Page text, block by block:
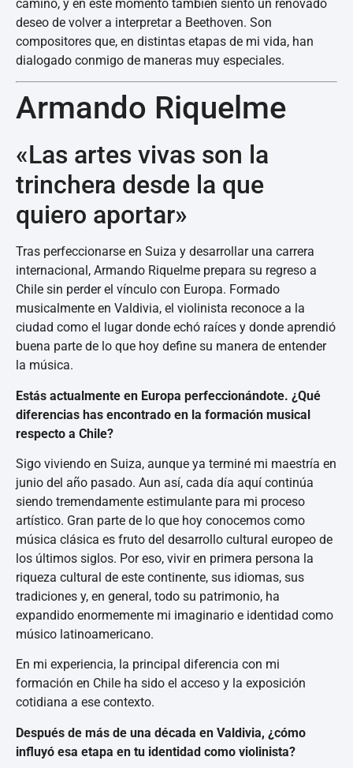
camino, y en este momento también siento un renovado
deseo de volver a interpretar a Beethoven. Son
compositores que, en distintas etapas de mi vida, han
dialogado conmigo de maneras muy especiales.
Armando Riquelme
«Las artes vivas son la
trinchera desde la que
quiero aportar»
Tras perfeccionarse en Suiza y desarrollar una carrera
internacional, Armando Riquelme prepara su regreso a
Chile sin perder el vínculo con Europa. Formado
musicalmente en Valdivia, el violinista reconoce a la
ciudad como el lugar donde echó raíces y donde aprendió
buena parte de lo que hoy define su manera de entender
la música.
Estás actualmente en Europa perfeccionándote. ¿Qué
diferencias has encontrado en la formación musical
respecto a Chile?
Sigo viviendo en Suiza, aunque ya terminé mi maestría en
junio del año pasado. Aun así, cada día aquí continúa
siendo tremendamente estimulante para mi proceso
artístico. Gran parte de lo que hoy conocemos como
música clásica es fruto del desarrollo cultural europeo de
los últimos siglos. Por eso, vivir en primera persona la
riqueza cultural de este continente, sus idiomas, sus
tradiciones y, en general, todo su patrimonio, ha
expandido enormemente mi imaginario e identidad como
músico latinoamericano.
En mi experiencia, la principal diferencia con mi
formación en Chile ha sido el acceso y la exposición
cotidiana a ese contexto.
Después de más de una década en Valdivia, ¿cómo
influyó esa etapa en tu identidad como violinista?